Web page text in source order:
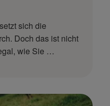
sich die
Doch das ist nicht
wie Sie …